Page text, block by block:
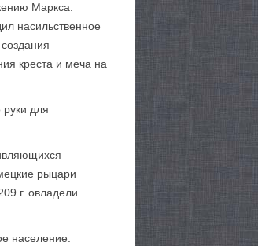
Маркса.
насильственное
креста и меча на
для
рыцари
г. овладели
население.